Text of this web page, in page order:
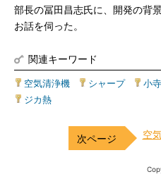
部長の冨田昌志氏に、開発の背
お話を伺った。
関連キーワード
空気清浄機 シャープ| 小
ジカ熱
空